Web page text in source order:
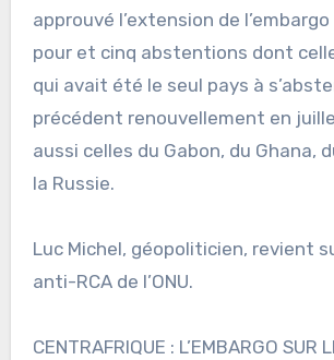
approuvé l’extension de
pour et cinq abstentions dont
qui avait été le seul pays à
précédent renouvellement en
aussi celles du Gabon, du Ghana,
la Russie.
Luc Michel, géopoliticien, revient
anti-RCA de l’ONU.
CENTRAFRIQUE : L’EMBARGO SUR